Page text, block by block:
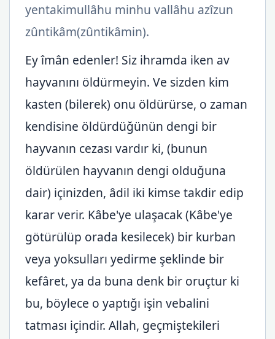
yentakimullâhu minhu vallâhu azîzun
zûntikâm(zûntikâmin).
Ey îmân edenler! Siz ihramda iken av
hayvanını öldürmeyin. Ve sizden kim
kasten (bilerek) onu öldürürse, o zaman
kendisine öldürdüğünün dengi bir
hayvanın cezası vardır ki, (bunun
öldürülen hayvanın dengi olduğuna
dair) içinizden, âdil iki kimse takdir edip
karar verir. Kâbe'ye ulaşacak (Kâbe'ye
götürülüp orada kesilecek) bir kurban
veya yoksulları yedirme şeklinde bir
kefâret, ya da buna denk bir oruçtur ki
bu, böylece o yaptığı işin vebalini
tatması içindir. Allah, geçmiştekileri